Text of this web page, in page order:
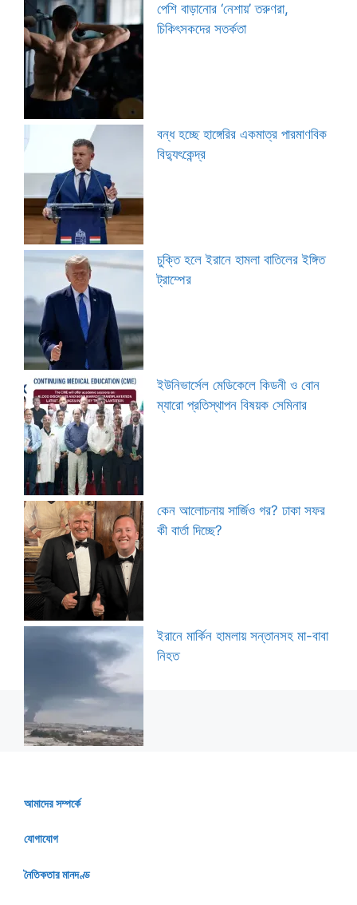
পেশি বাড়ানোর ‘নেশায়’ তরুণরা,
চিকিৎসকদের সতর্কতা
বন্ধ হচ্ছে হাঙ্গেরির একমাত্র পারমাণবিক
বিদ্যুৎকেন্দ্র
চুক্তি হলে ইরানে হামলা বাতিলের ইঙ্গিত
ট্রাম্পের
ইউনিভার্সেল মেডিকেলে কিডনী ও বোন
ম্যারো প্রতিস্থাপন বিষয়ক সেমিনার
কেন আলোচনায় সার্জিও গর? ঢাকা সফর
কী বার্তা দিচ্ছে?
ইরানে মার্কিন হামলায় সন্তানসহ মা-বাবা
নিহত
আমাদের সম্পর্কে
যোগাযোগ
নৈতিকতার মানদণ্ড